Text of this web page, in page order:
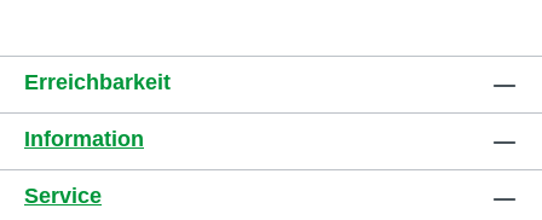
Erreichbarkeit
Information
Service